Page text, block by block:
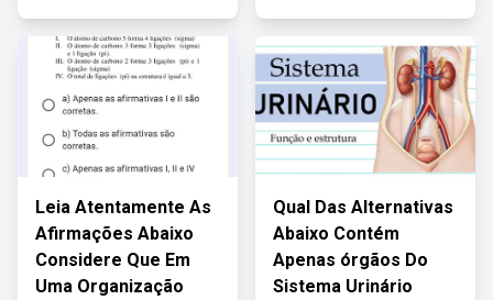
Leia Atentamente As
Afirmações Abaixo
Considere Que Em
Uma Organização
Qual Das Alternativas
Abaixo Contém
Apenas órgãos Do
Sistema Urinário